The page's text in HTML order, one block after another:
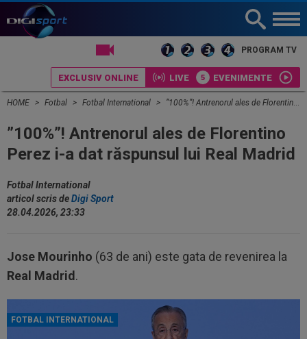
PROGRAM TV
EXCLUSIV ONLINE LIVE EVENIMENTE
HOME Fotbal Fotbal International ”100%”! Antrenorul ales de Florentino Perez i-a dat răspunsul lui Real Madrid
”100%”! Antrenorul ales de Florentino
Perez i-a dat răspunsul lui Real Madrid
Fotbal International
articol scris deDigi Sport
28.04.2026, 23:33
Jose Mourinho (63 de ani) este gata de revenirea la
Real Madrid .
FOTBAL INTERNATIONAL